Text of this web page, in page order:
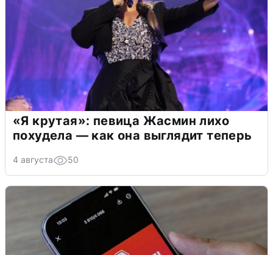
«Я крутая»: певица Жасмин лихо
похудела — как она выглядит теперь
4 августа 50